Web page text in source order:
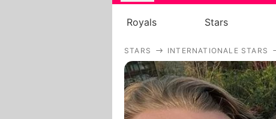
Royals Stars
STARS INTERNATIONALE STARS